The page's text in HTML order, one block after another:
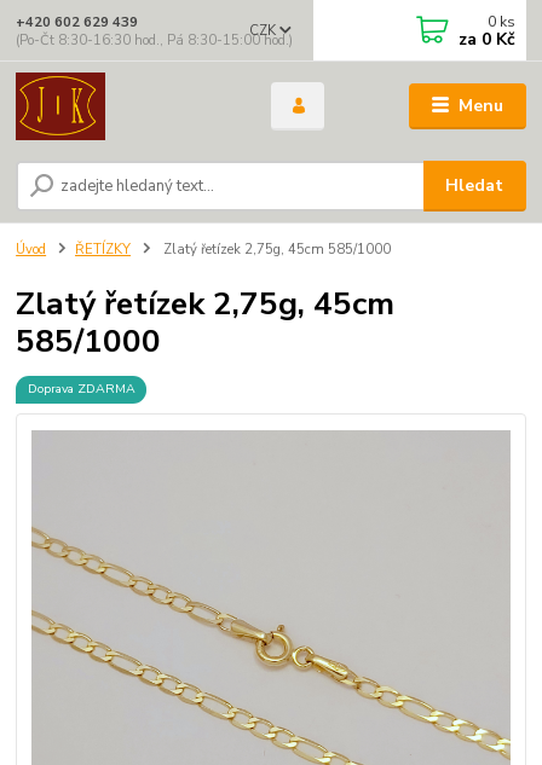
Menu
CZK
Hledat
+420 602 629 439
(Po-Čt 8:30-16:30 hod., Pá 8:30-15:00 hod.)
0 ks
za 0 Kč
Úvod ŘETÍZKY Zlatý řetízek 2,75g, 45cm 585/1000
Zlatý řetízek 2,75g, 45cm
585/1000
Doprava ZDARMA